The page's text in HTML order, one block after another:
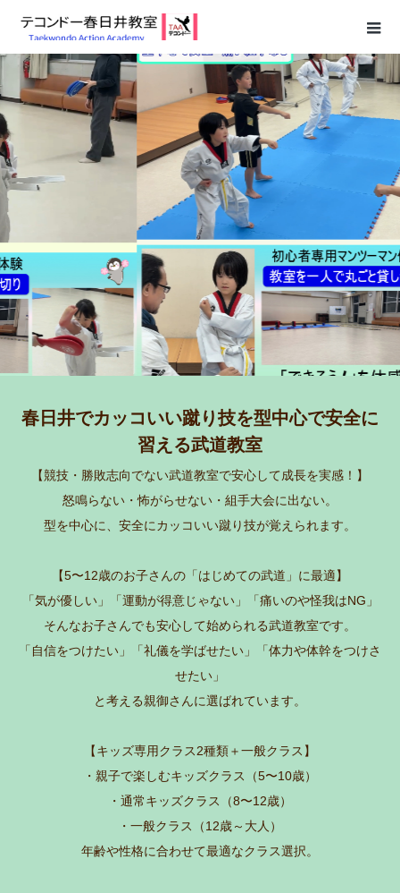
春日井でカッコいい蹴り技を型中心で安全に
習える武道教室
【競技・勝敗志向でない武道教室で安心して成長を実感！】
怒鳴らない・怖がらせない・組手大会に出ない。
型を中心に、安全にカッコいい蹴り技が覚えられます。
【5〜12歳のお子さんの「はじめての武道」に最適】
「気が優しい」「運動が得意じゃない」「痛いのや怪我はNG」
そんなお子さんでも安心して始められる武道教室です。
「自信をつけたい」「礼儀を学ばせたい」「体力や体幹をつけさ
せたい」
と考える親御さんに選ばれています。
【キッズ専用クラス2種類＋一般クラス】
・親子で楽しむキッズクラス（5〜10歳）
・通常キッズクラス（8〜12歳）
・一般クラス（12歳～大人）
年齢や性格に合わせて最適なクラス選択。